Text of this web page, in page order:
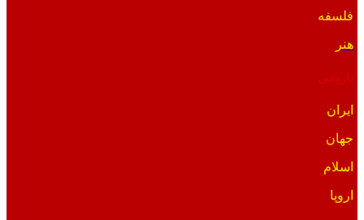
فلسفه
هنر
ایران
جهان
اسلام
اروپا